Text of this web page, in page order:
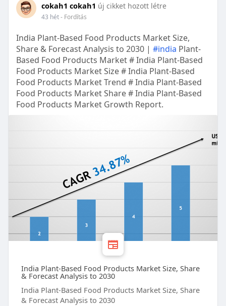
cokah1 cokah1 új cikket hozott létre
43 hét- Fordítás
India Plant-Based Food Products Market Size,
Share & Forecast Analysis to 2030 | #india Plant-
Based Food Products Market # India Plant-Based
Food Products Market Size # India Plant-Based
Food Products Market Trend # India Plant-Based
Food Products Market Share # India Plant-Based
Food Products Market Growth Report.
India Plant-Based Food Products Market Size, Share
& Forecast Analysis to 2030
India Plant-Based Food Products Market Size, Share
& Forecast Analysis to 2030